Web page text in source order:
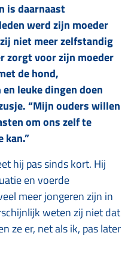
is daarnaast
werd zijn moeder
niet meer zelfstandig
zorgt voor zijn moeder
de hond,
leuke dingen doen
“Mijn ouders willen
om ons zelf te
kan.”
hij pas sinds kort. Hij
en voerde
meer jongeren zijn in
weten zij niet dat
ze er, net als ik, pas later